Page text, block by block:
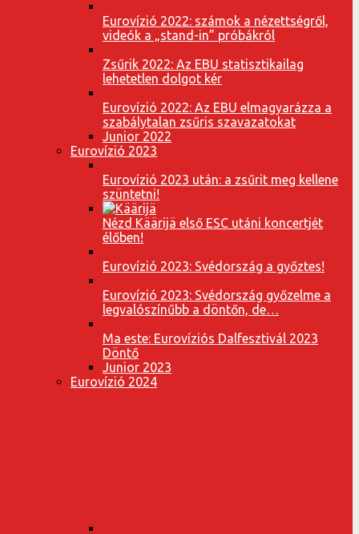
Eurovízió 2022: számok a nézettségről,
videók a „stand-in” próbákról
Zsűrik 2022: Az EBU statisztikailag
lehetetlen dolgot kér
Eurovízió 2022: Az EBU elmagyarázza a
szabálytalan zsűris szavazatokat
Junior 2022
Eurovízió 2023
Eurovízió 2023 után: a zsűrit meg kellene
szüntetni!
Nézd Käärijä első ESC utáni koncertjét
élőben!
Eurovízió 2023: Svédország a győztes!
Eurovízió 2023: Svédország győzelme a
legvalószínűbb a döntőn, de…
Ma este: Eurovíziós Dalfesztivál 2023
Döntő
Junior 2023
Eurovízió 2024